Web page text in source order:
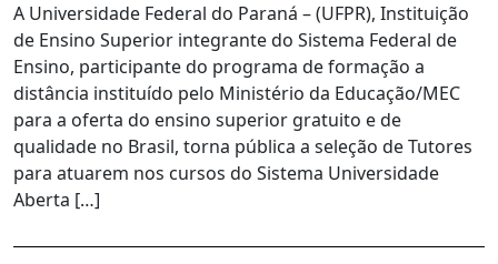
A Universidade Federal do Paraná – (UFPR), Instituição
de Ensino Superior integrante do Sistema Federal de
Ensino, participante do programa de formação a
distância instituído pelo Ministério da Educação/MEC
para a oferta do ensino superior gratuito e de
qualidade no Brasil, torna pública a seleção de Tutores
para atuarem nos cursos do Sistema Universidade
Aberta […]